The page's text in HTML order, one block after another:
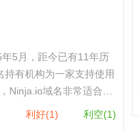
有机构为一家支持使用
Ninja.io域名非常适合游
利好(1) 利空(1)